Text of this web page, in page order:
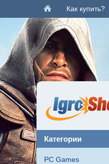
Как купить?
категории
PC Games